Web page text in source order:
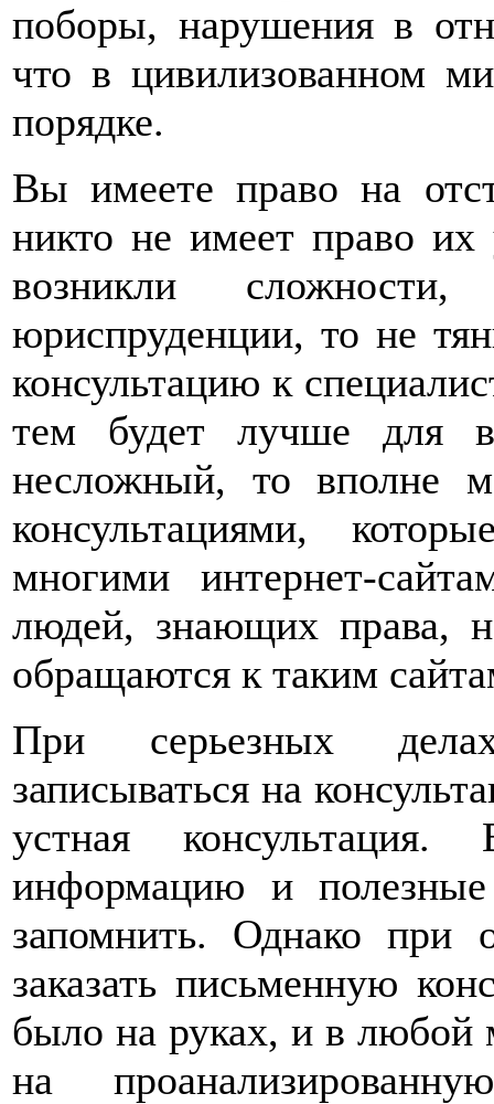
поборы, нарушения в
что в цивилизованном
порядке.
Вы имеете право на
никто не имеет право
возникли
юриспруденции, то не
консультацию к
тем будет лучше для
несложный, то вполне
консультациями,
многими интернет-
людей, знающих права,
обращаются к таким
При серьезных
записываться на
устная
информацию и
запомнить. Однако при
заказать письменную
было на руках, и в
на